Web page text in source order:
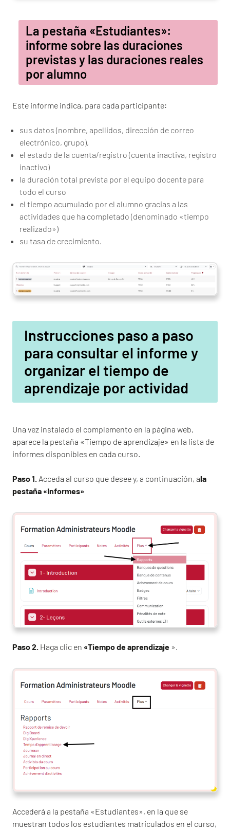
La pestaña «Estudiantes»:
informe sobre las duraciones
previstas y las duraciones reales
por alumno
Este informe indica, para cada participante:
sus datos (nombre, apellidos, dirección de correo
electrónico, grupo),
el estado de la cuenta/registro (cuenta inactiva, registro
inactivo)
la duración total prevista por el equipo docente para
todo el curso
el tiempo acumulado por el alumno gracias a las
actividades que ha completado (denominado «tiempo
realizado»)
su tasa de crecimiento.
Instrucciones paso a paso
para consultar el informe y
organizar el tiempo de
aprendizaje por actividad
Una vez instalado el complemento en la página web,
aparece la pestaña «Tiempo de aprendizaje» en la lista de
informes disponibles en cada curso.
Paso 1. Acceda al curso que desee y, a continuación, ala
pestaña «Informes»
Paso 2. Haga clic en «Tiempo de aprendizaje ».
Accederá a la pestaña «Estudiantes», en la que se
muestran todos los estudiantes matriculados en el curso,